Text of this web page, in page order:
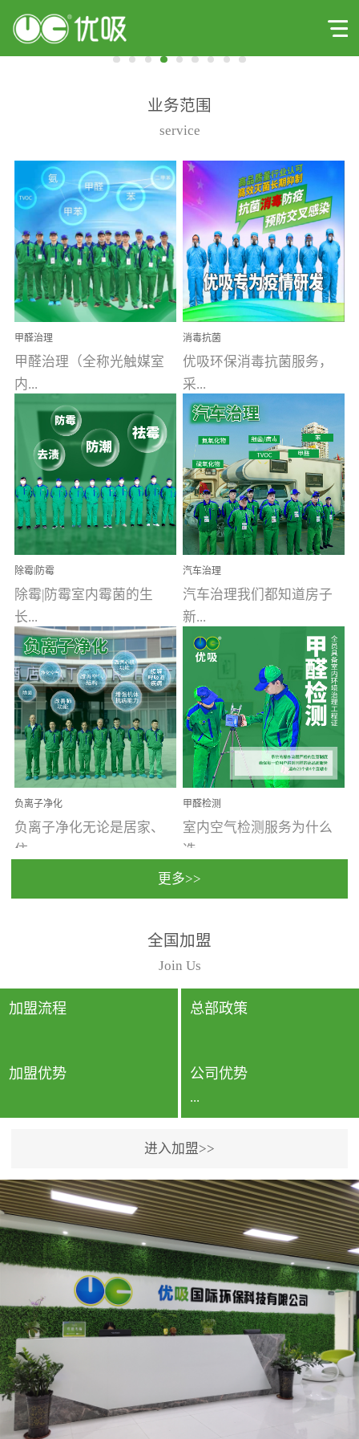
业务范围
service
甲醛治理
甲醛治理（全称光触媒室
内...
空气污染净化治理）工业
文明的进步，创造了多姿
多彩的家居产品和生活情
调，但也带来了以甲醛为
首的室内...
消毒抗菌
优吸环保消毒抗菌服务，
采...
用行业公认奥维牌消毒
液，具备杀死人体冠状病
毒的功效，杀菌率
99.99%。相对于传统消毒
液来说，无...
除霉|防霉
除霉|防霉室内霉菌的生
长...
受温度、湿度、基质养
分、通风四个条件影响，
温暖潮湿、营养物质多、
通风缓慢的空间最易滋生
大量霉菌的...
汽车治理
汽车治理我们都知道房子
新...
装修完会有甲醛，其实汽
车的甲醛超标问题更为严
重。汽车的空间范围小，
配件、皮具、装饰多，这
些都是汽...
负离子净化
负离子净化无论是居家、
住...
动，人类长时间停留的室
内空间都有整体消毒的需
要。因为空间内人流携带
的、空气...
甲醛检测
室内空气检测服务为什么
选...
行国家规定的标准检测方
法，空气采样量准确，检
测结果可靠，远胜于其他
检测...
更多>>
全国加盟
Join Us
加盟流程 总部政策
加盟优势 公司优势
...
专利保护优势、双甲资质
企业（“室内环境净化治理
甲级施工资质”“室内环境
污染治理资质等级证
书”）、拥有多名高级《环
境工程高级工程师》室内
空气治理资格认证的治理
人员、掌握室内空气净化
治理实用技术和五项专利
技术、八项计算机软件著
作权登记证书等。研发实
进入加盟>>